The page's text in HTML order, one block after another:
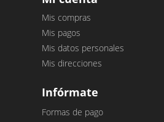
Mis compras
Mis pagos
Mis datos personales
Mis direcciones
Infórmate
Formas de pago